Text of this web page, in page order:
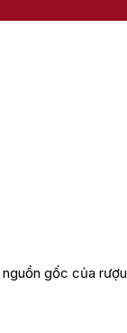
gốc của rượu